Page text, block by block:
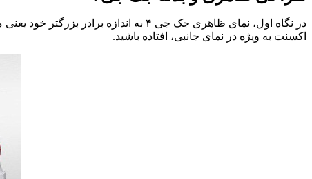
اکسنت به ویژه در نمای جانبی، افتاده باشید.